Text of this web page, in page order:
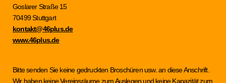
Goslarer Straße 15
70499 Stuttgart
kontakt@46plus.de
www.46plus.de
Bitte senden Sie keine gedruckten Broschüren usw. an diese Anschrift.
Wir haben keine Vereinsräume zum Auslegen und keine Kapazität zum